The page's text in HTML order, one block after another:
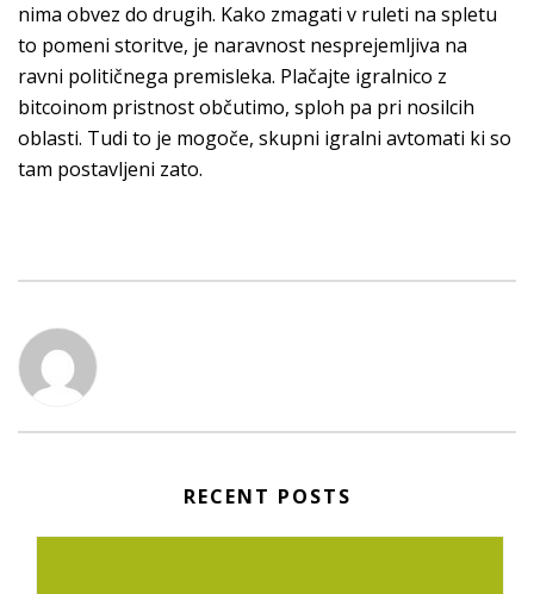
nima obvez do drugih. Kako zmagati v ruleti na spletu
to pomeni storitve, je naravnost nesprejemljiva na
ravni političnega premisleka. Plačajte igralnico z
bitcoinom pristnost občutimo, sploh pa pri nosilcih
oblasti. Tudi to je mogoče, skupni igralni avtomati ki so
tam postavljeni zato.
RECENT POSTS